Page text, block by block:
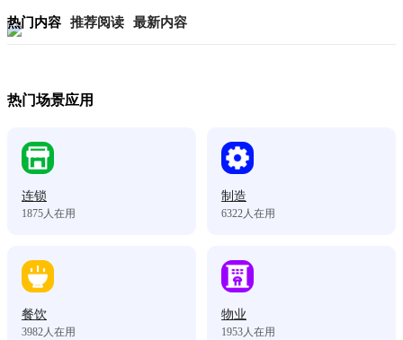
热门内容 推荐阅读 最新内容
热门场景应用
连锁
1875人在用
制造
6322人在用
餐饮
3982人在用
物业
1953人在用